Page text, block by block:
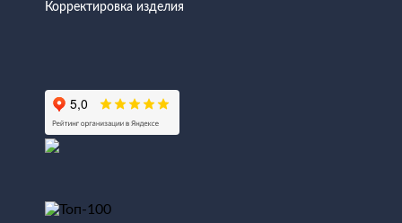
Корректировка изделия